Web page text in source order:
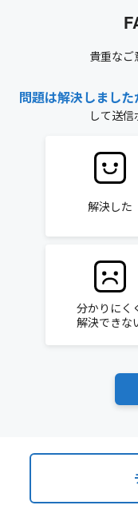
貴重なご
問題は解決しました
して送信
解決した
分かりにく
解決できな